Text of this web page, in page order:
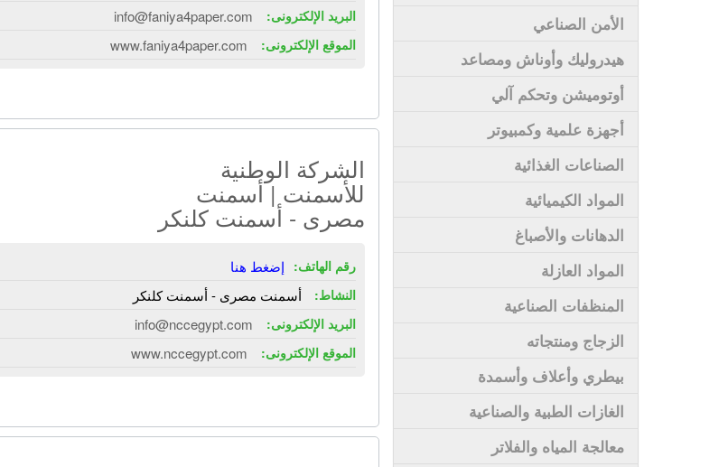
الأمن الصناعي
هيدروليك وأوناش ومصاعد
أوتوميشن وتحكم آلي
أجهزة علمية وكمبيوتر
الصناعات الغذائية
المواد الكيميائية
الدهانات والأصباغ
المواد العازلة
المنظفات الصناعية
الزجاج ومنتجاته
بيطري وأعلاف وأسمدة
الغازات الطبية والصناعية
معالجة المياه والفلاتر
البريد الإلكترونى: info@faniya4paper.com
الموقع الإلكترونى: www.faniya4paper.com
الشركة الوطنية
للأسمنت | أسمنت
مصرى - أسمنت كلنكر
رقم الهاتف: إضغط هنا
النشاط: أسمنت مصرى - أسمنت كلنكر
البريد الإلكترونى: info@nccegypt.com
الموقع الإلكترونى: www.nccegypt.com